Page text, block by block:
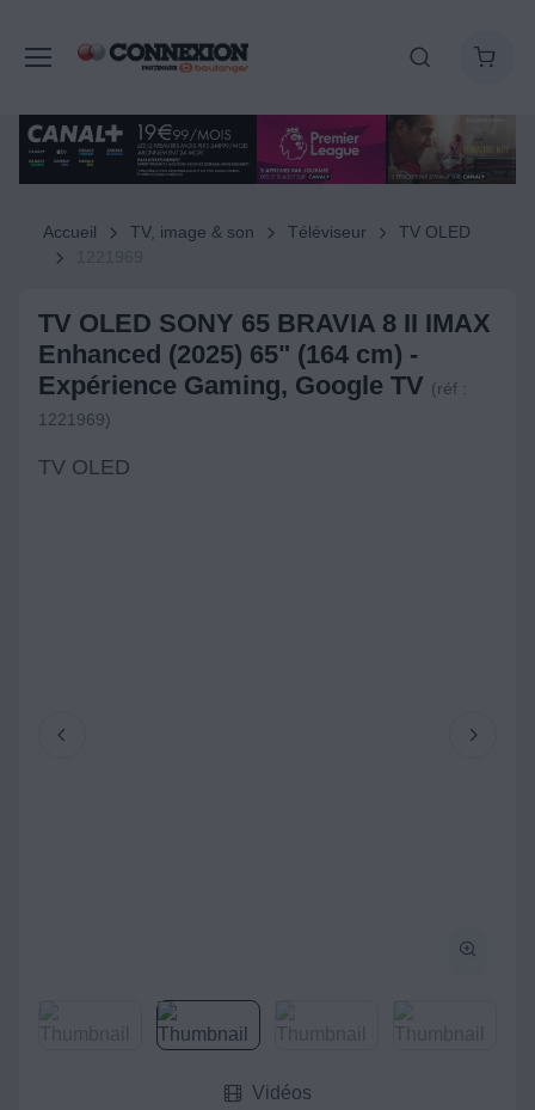
Accueil TV, image & son Téléviseur
TV OLED
TV OLED SONY 65 BRAVIA 8 II IMAX
Enhanced (2025) 65" (164 cm) -
Expérience Gaming, Google TV (réf :
1221969)
TV OLED
Vidéos